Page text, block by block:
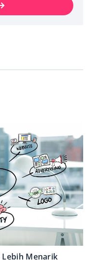
Lebih Menarik